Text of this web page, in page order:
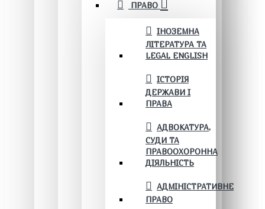
ПРАВО
ІНОЗЕМНА
ЛІТЕРАТУРА ТА
LEGAL ENGLISH
ІСТОРІЯ
ДЕРЖАВИ І
ПРАВА
АДВОКАТУРА,
СУДИ ТА
ПРАВООХОРОННА
ДІЯЛЬНІСТЬ
АДМІНІСТРАТИВНЕ
ПРАВО